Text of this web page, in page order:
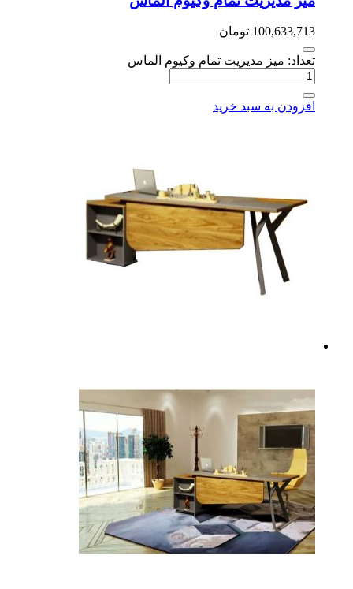
تومان
میز مدیریت تمام وکیوم الماس
به سبد خرید